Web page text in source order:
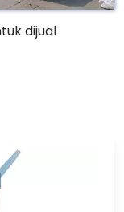
dijual